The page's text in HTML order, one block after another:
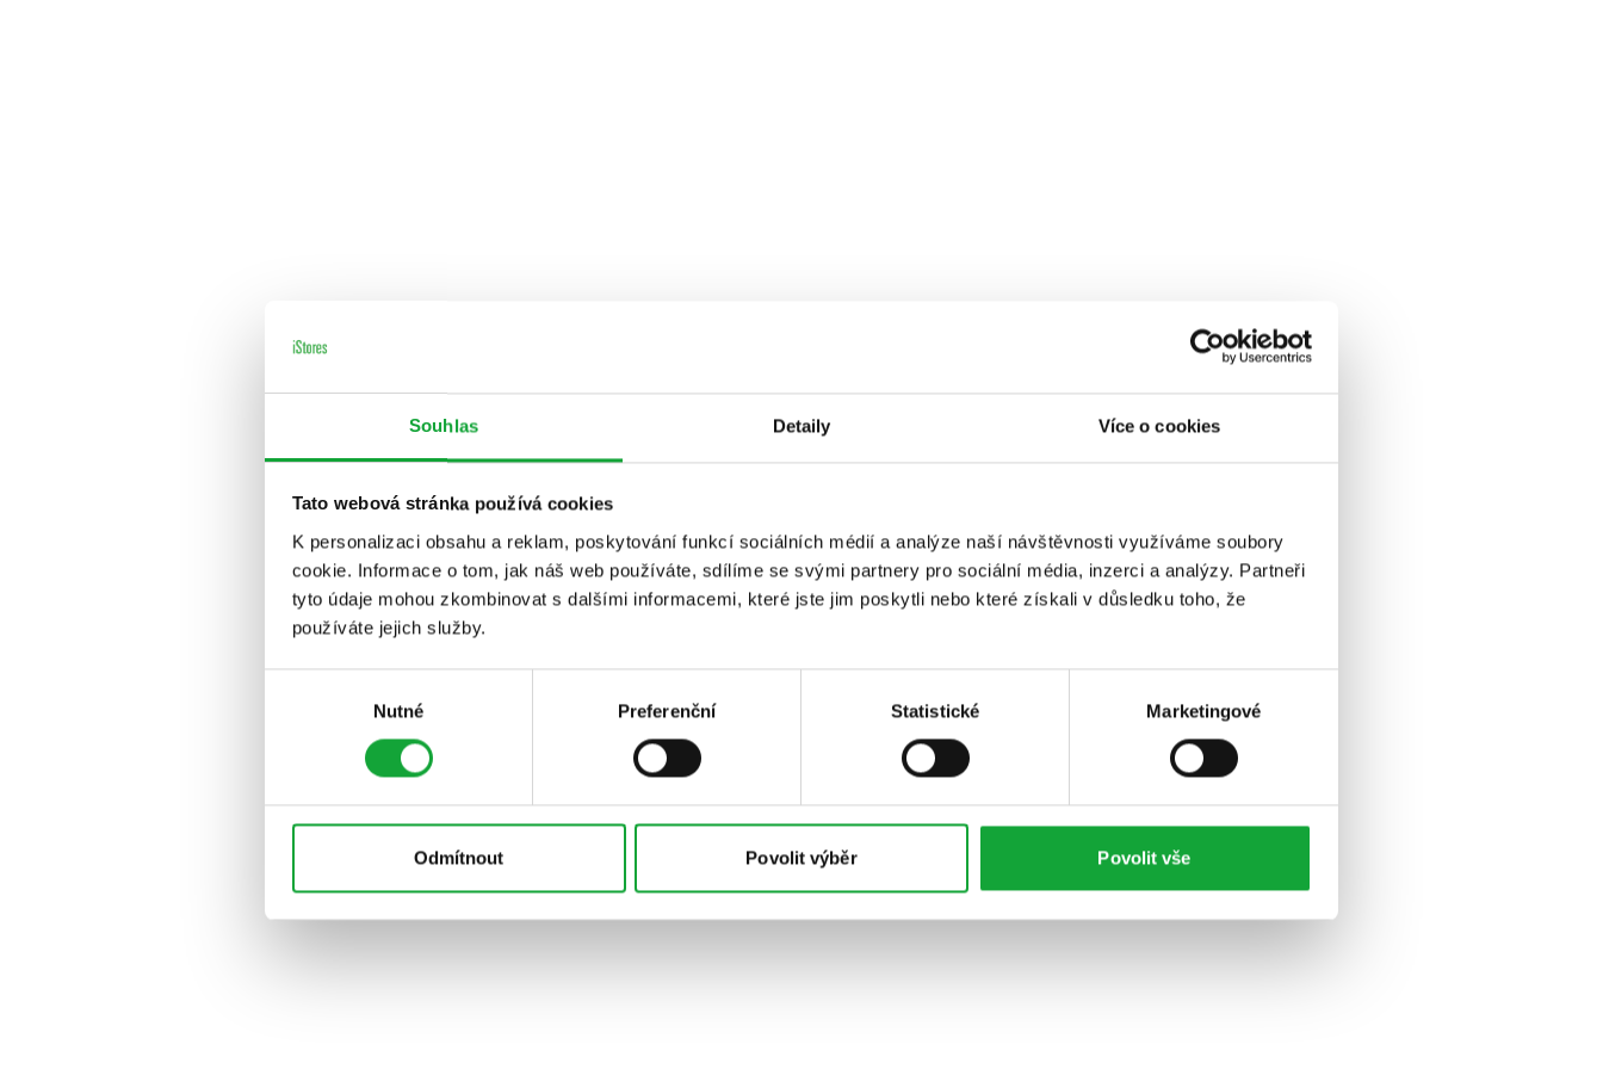
Souhlas Detaily Více o cookies
Tato webová stránka používá cookies
K personalizaci obsahu a reklam, poskytování funkcí sociálních médií a analýze naší návštěvnosti využíváme soubory
cookie. Informace o tom, jak náš web používáte, sdílíme se svými partnery pro sociální média, inzerci a analýzy. Partneři
tyto údaje mohou zkombinovat s dalšími informacemi, které jste jim poskytli nebo které získali v důsledku toho, že
používáte jejich služby.
Nutné Preferenční Statistické Marketingové
Odmítnout Povolit výběr Povolit vše